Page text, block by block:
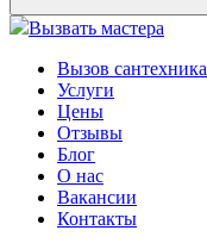
Вызвать мастера
Вызов сантехника
Услуги
Цены
Отзывы
Блог
О нас
Вакансии
Контакты